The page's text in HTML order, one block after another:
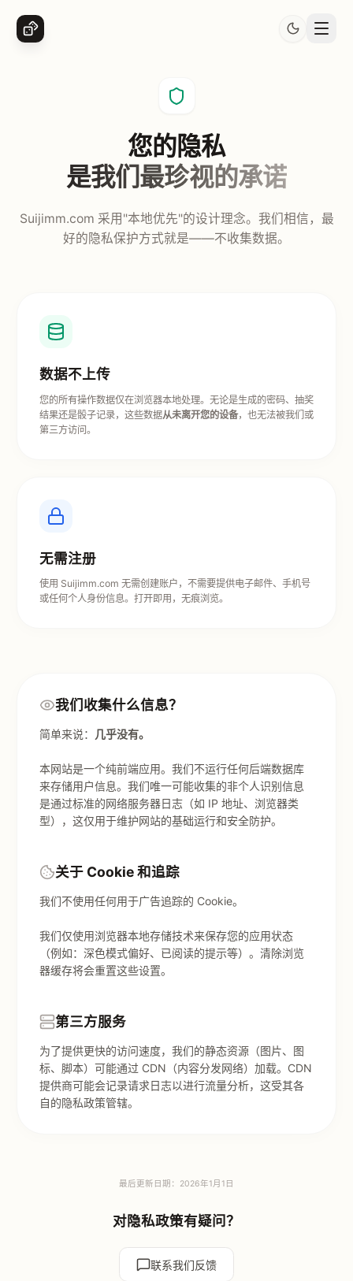
您的隐私
是我们最珍视的承诺
Suijimm.com 采用"本地优先"的设计理念。我们相信，最
好的隐私保护方式就是——不收集数据。
数据不上传
您的所有操作数据仅在浏览器本地处理。无论是生成的密码、抽奖
结果还是骰子记录，这些数据从未离开您的设备，也无法被我们或
第三方访问。
无需注册
使用 Suijimm.com 无需创建账户，不需要提供电子邮件、手机号
或任何个人身份信息。打开即用，无痕浏览。
我们收集什么信息？
简单来说： 几乎没有。
本网站是一个纯前端应用。我们不运行任何后端数据库
来存储用户信息。我们唯一可能收集的非个人识别信息
是通过标准的网络服务器日志（如 IP 地址、浏览器类
型），这仅用于维护网站的基础运行和安全防护。
关于 Cookie 和追踪
我们不使用任何用于广告追踪的 Cookie。
我们仅使用浏览器本地存储技术来保存您的应用状态
（例如：深色模式偏好、已阅读的提示等）。清除浏览
器缓存将会重置这些设置。
第三方服务
为了提供更快的访问速度，我们的静态资源（图片、图
标、脚本）可能通过 CDN（内容分发网络）加载。CDN
提供商可能会记录请求日志以进行流量分析，这受其各
自的隐私政策管辖。
最后更新日期：2026年1月1日
对隐私政策有疑问？
联系我们反馈